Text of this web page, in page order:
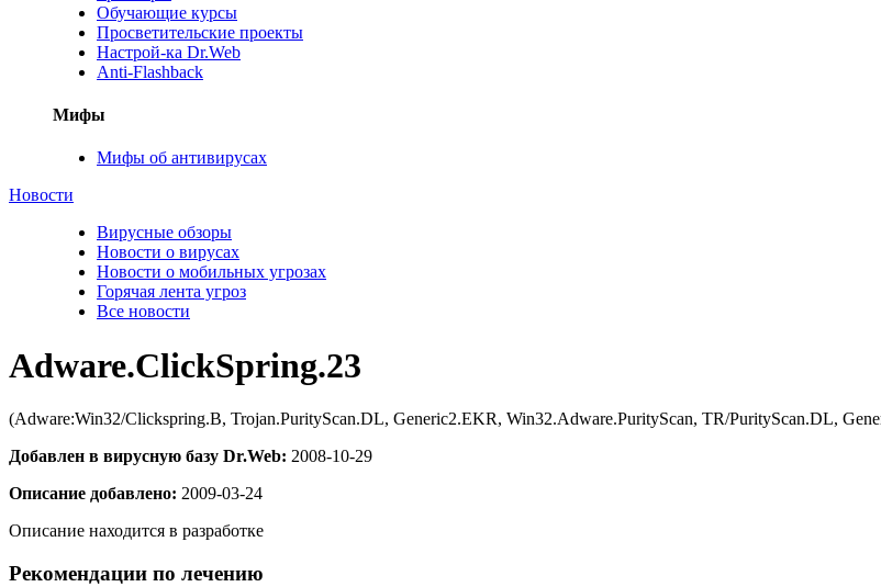
Обучающие курсы
Просветительские проекты
Настрой-ка Dr.Web
Anti-Flashback
Мифы
Мифы об антивирусах
Новости
Вирусные обзоры
Новости о вирусах
Новости о мобильных угрозах
Горячая лента угроз
Все новости
Adware.ClickSpring.23
(Adware:Win32/Clickspring.B, Trojan.PurityScan.DL, Generic2.EKR, Win32.Adware.PurityScan, TR/PurityScan.DL,
Добавлен в вирусную базу Dr.Web: 2008-10-29
Описание добавлено: 2009-03-24
Описание находится в разработке
Рекомендации по лечению